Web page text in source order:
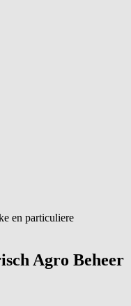
en particuliere
Agro Beheer